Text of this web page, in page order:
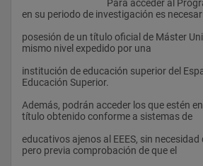
Geometría Diferencial
MATEMÁTICA APLICADA
• Métodos Numéricos en Álgebra Lineal
• Métodos Numéricos en Problemas
• Modelización Matemática y Teoría de
• Sistemas Dinámicos.
en su periodo de investigación es
posesión de un título oficial de Máster
mismo nivel expedido por una
institución de educación superior del
Educación Superior.
Además, podrán acceder los que estén
título obtenido conforme a sistemas de
educativos ajenos al EEES, sin
pero previa comprobación de que el